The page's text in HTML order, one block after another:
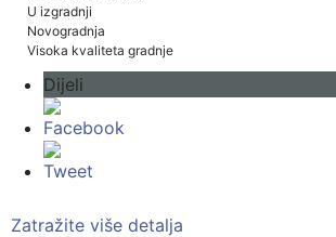
U izgradnji
Novogradnja
Visoka kvaliteta gradnje
Dijeli
Facebook
Tweet
Zatražite više detalja